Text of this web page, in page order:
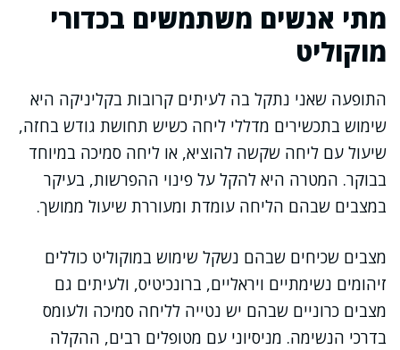
מתי אנשים משתמשים בכדורי
מוקוליט
התופעה שאני נתקל בה לעיתים קרובות בקליניקה היא
שימוש בתכשירים מדללי ליחה כשיש תחושת גודש בחזה,
שיעול עם ליחה שקשה להוציא, או ליחה סמיכה במיוחד
בבוקר. המטרה היא להקל על פינוי ההפרשות, בעיקר
במצבים שבהם הליחה עומדת ומעוררת שיעול ממושך.
מצבים שכיחים שבהם נשקל שימוש במוקוליט כוללים
זיהומים נשימתיים ויראליים, ברונכיטיס, ולעיתים גם
מצבים כרוניים שבהם יש נטייה לליחה סמיכה ולעומס
בדרכי הנשימה. מניסיוני עם מטופלים רבים, ההקלה